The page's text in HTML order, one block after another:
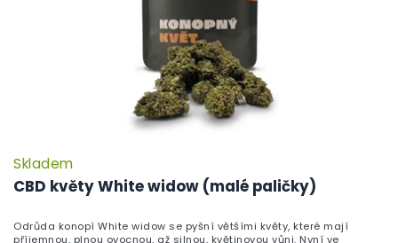
CBD květy White widow (malé paličky)
Skladem
Odrůda konopí White widow se pyšní většími květy, které mají
příjemnou, plnou ovocnou, až silnou, květinovou vůni. Nyní ve